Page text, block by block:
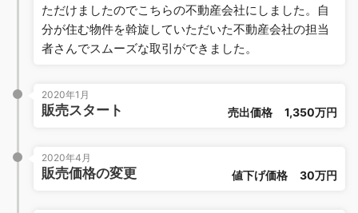
ただけましたのでこちらの不動産会社にしました。自
分が住む物件を斡旋していただいた不動産会社の担当
者さんでスムーズな取引ができました。
2020年1月
販売スタート 売出価格 1,350万円
2020年4月
販売価格の変更 値下げ価格 30万円